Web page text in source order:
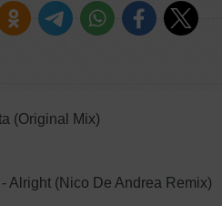
(Original Mix)
Alright (Nico De Andrea Remix)